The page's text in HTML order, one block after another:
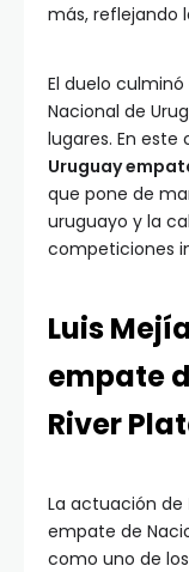
más, reflejando
El duelo
Nacional de
lugares. En este
Uruguay
que pone de
uruguayo y la
competiciones
Luis
empate
River
La actuación de
empate de
como uno de